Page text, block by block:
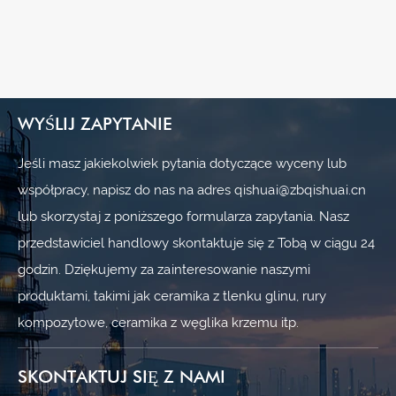
WYŚLIJ ZAPYTANIE
Jeśli masz jakiekolwiek pytania dotyczące wyceny lub
współpracy, napisz do nas na adres qishuai@zbqishuai.cn
lub skorzystaj z poniższego formularza zapytania. Nasz
przedstawiciel handlowy skontaktuje się z Tobą w ciągu 24
godzin. Dziękujemy za zainteresowanie naszymi
produktami, takimi jak ceramika z tlenku glinu, rury
kompozytowe, ceramika z węglika krzemu itp.
SKONTAKTUJ SIĘ Z NAMI